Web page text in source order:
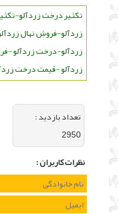
تکثیر درخت زردآلو-
زردآلو-فروش نهال
زردآلو-درخت زردآلو
زردآلو -قیمت درخت
تعداد بازديد :
2950
نظرات كاربران :